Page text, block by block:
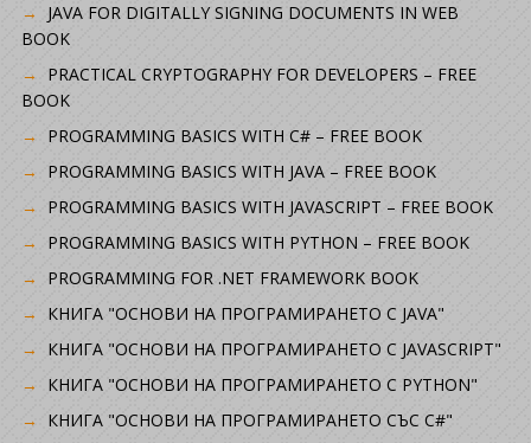
JAVA FOR DIGITALLY SIGNING DOCUMENTS IN WEB
BOOK
PRACTICAL CRYPTOGRAPHY FOR DEVELOPERS – FREE
BOOK
PROGRAMMING BASICS WITH C# – FREE BOOK
PROGRAMMING BASICS WITH JAVA – FREE BOOK
PROGRAMMING BASICS WITH JAVASCRIPT – FREE BOOK
PROGRAMMING BASICS WITH PYTHON – FREE BOOK
PROGRAMMING FOR .NET FRAMEWORK BOOK
КНИГА "ОСНОВИ НА ПРОГРАМИРАНЕТО С JAVA"
КНИГА "ОСНОВИ НА ПРОГРАМИРАНЕТО С JAVASCRIPT"
КНИГА "ОСНОВИ НА ПРОГРАМИРАНЕТО С PYTHON"
КНИГА "ОСНОВИ НА ПРОГРАМИРАНЕТО СЪС C#"